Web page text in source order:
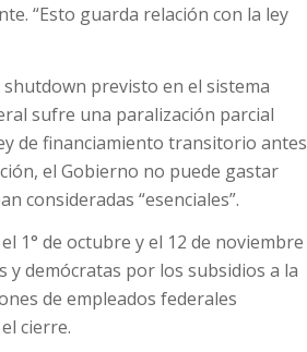
“Esto guarda relación con la ley
previsto en el sistema
sufre una paralización parcial
de financiamiento transitorio antes
el Gobierno no puede gastar
consideradas “esenciales”.
1° de octubre y el 12 de noviembre
demócratas por los subsidios a la
de empleados federales
cierre.